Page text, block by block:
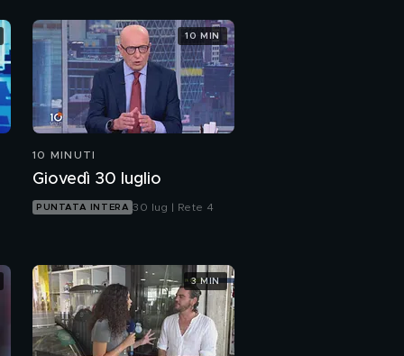
10 MINUTI
Giovedì 30 luglio
PUNTATA INTERA 30 lug | Rete 4
10 MIN
3 MIN